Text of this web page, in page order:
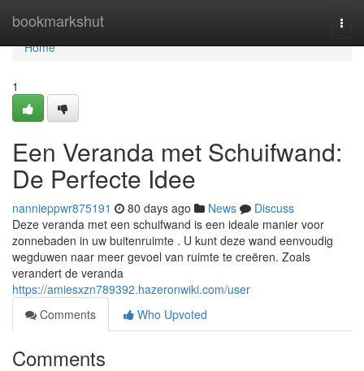
bookmarkshut
Home
Home
1
Een Veranda met Schuifwand:
De Perfecte Idee
nannieppwr875191 80 days ago News
Discuss
Deze veranda met een schuifwand is een ideale manier voor
zonnebaden in uw buitenruimte . U kunt deze wand eenvoudig
wegduwen naar meer gevoel van ruimte te creëren. Zoals
verandert de veranda
https://amiesxzn789392.hazeronwiki.com/user
Comments
Who Upvoted
Comments